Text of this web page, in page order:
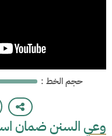
: حجم الخط
وعي السنن ضمان استقامة